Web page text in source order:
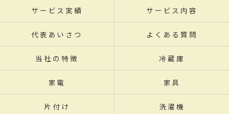
サービス実績 サービス内容
代表あいさつ よくある質問
当社の特徴 冷蔵庫
家電 家具
片付け 洗濯機